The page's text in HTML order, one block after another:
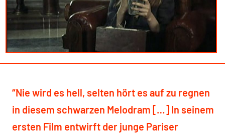
“Nie wird es hell, selten hört es auf zu regnen
in diesem schwarzen Melodram […] In seinem
ersten Film entwirft der junge Pariser